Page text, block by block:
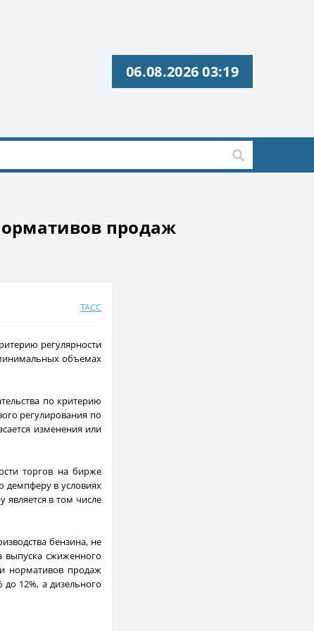
06.08.2026 03:19
продаж
ТАСС
регулярности
объемах
по критерию
регулирования по
изменения или
торгов на бирже
демпферу в условиях
является в том числе
бензина, не
выпуска сжиженного
нормативов продаж
12%, а дизельного